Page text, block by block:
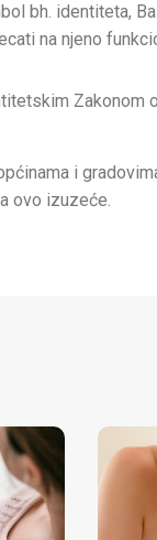
bh. identiteta,
na njeno
Zakonom
i
ovo izuzeće.